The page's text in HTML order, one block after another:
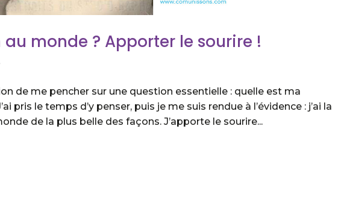
monde ? Apporter le sourire !
de me pencher sur une question essentielle : quelle est ma
pris le temps d’y penser, puis je me suis rendue à l’évidence : j’ai la
de la plus belle des façons. J’apporte le sourire...